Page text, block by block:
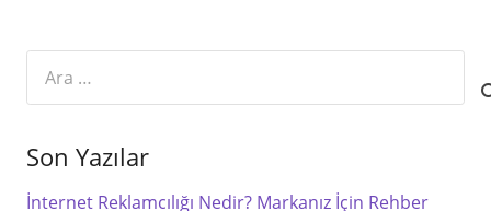
Son Yazılar
İnternet Reklamcılığı Nedir? Markanız İçin Rehber